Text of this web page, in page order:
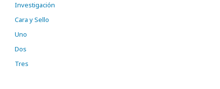
Investigación
Cara y Sello
Uno
Dos
Tres